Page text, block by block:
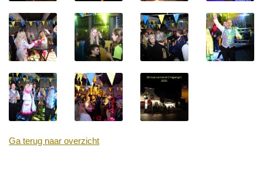
Ga terug naar overzicht